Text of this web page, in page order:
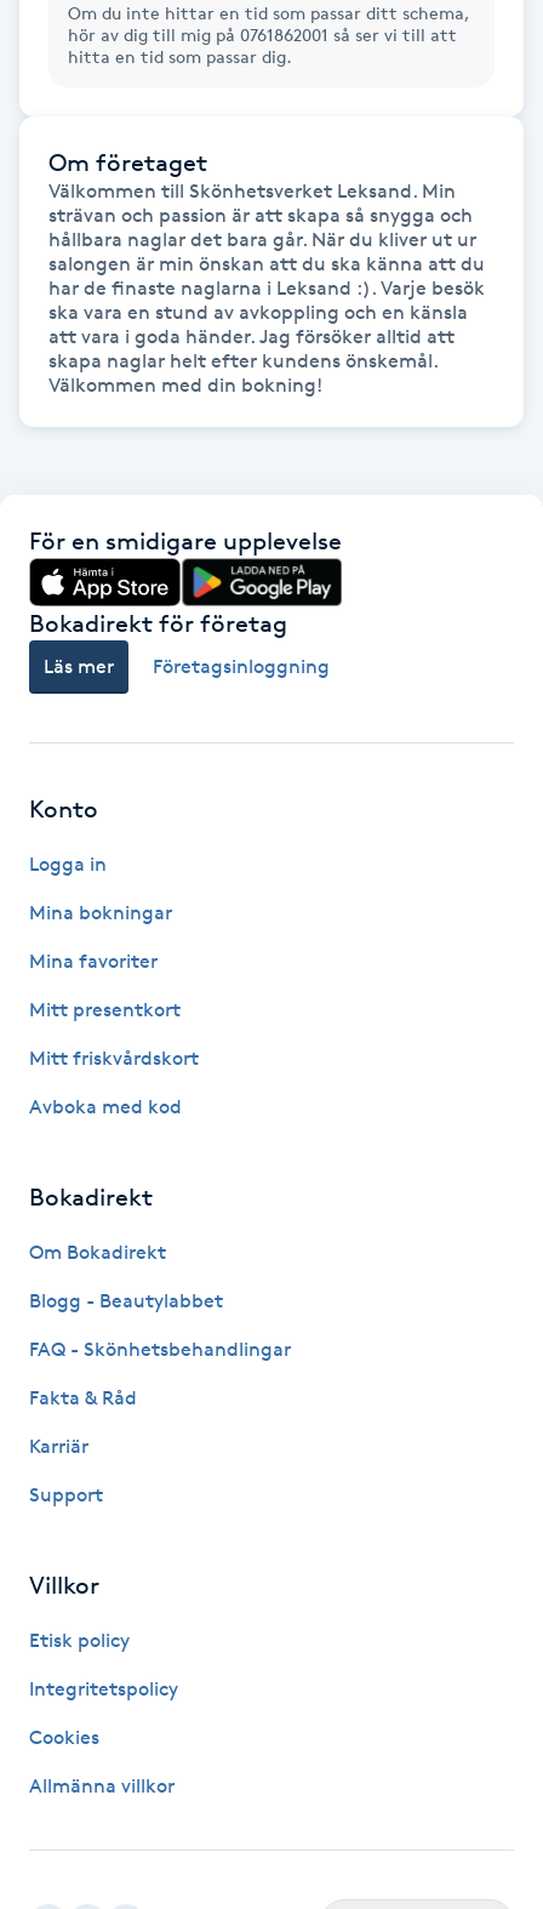
Friskvårdsmassage
Funktionsanalys
Färgning
Föning
Gel naglar
Gellack
Gellack med förstärkning
Gravidmassage
Gravidyoga
Gruppträning
Gua Sha-massage
H
Hatha Yoga
Healing
HIFU
Hollywood Peel
Hot yoga
Huduppstramning
Hudvård
Hyperhidros
Hypnos
Om du inte hittar en tid som passar ditt schema,
hör av dig till mig på 0761862001 så ser vi till att
hitta en tid som passar dig.
Om företaget
Välkommen till Skönhetsverket Leksand. Min
strävan och passion är att skapa så snygga och
hållbara naglar det bara går. När du kliver ut ur
salongen är min önskan att du ska känna att du
har de finaste naglarna i Leksand :). Varje besök
ska vara en stund av avkoppling och en känsla
att vara i goda händer. Jag försöker alltid att
skapa naglar helt efter kundens önskemål.
Välkommen med din bokning!
För en smidigare upplevelse
Bokadirekt för företag
Läs mer Företagsinloggning
Konto
Logga in
Mina bokningar
Mina favoriter
Mitt presentkort
Mitt friskvårdskort
Avboka med kod
Bokadirekt
Om Bokadirekt
Blogg - Beautylabbet
FAQ - Skönhetsbehandlingar
Fakta & Råd
Karriär
Support
Villkor
Etisk policy
Integritetspolicy
Cookies
Allmänna villkor